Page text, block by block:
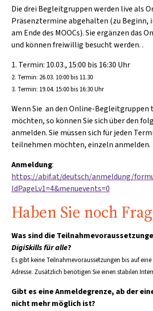
Die drei Begleitgruppen werden live als
Präsenztermine abgehalten (zu Beginn,
am Ende des MOOCs). Sie ergänzen das
und können freiwillig besucht werden..
1. Termin: 10.03., 15:00 bis 16:30 Uhr
2. Termin: 26.03. 10:00 bis 11.30
3. Termin: 19.04. 15:00 bis 16:30 Uhr
Wenn Sie an den Online-Begleitgruppen
möchten, so können Sie sich über den
anmelden. Sie müssen sich für jeden
teilnehmen möchten, einzeln anmelden.
Anmeldung:
https://abif.at/deutsch/anmeldung/
IdPageLv1=4&menuevents=0
Haben Sie noch
Was sind die
DigiSkills für alle?
Es gibt keine Teilnahmevoraussetzungen bis auf
Adresse. Zusätzlich benötigen Sie einen stabilen
Gibt es eine Anmeldegrenze, ab der
nicht mehr möglich ist?